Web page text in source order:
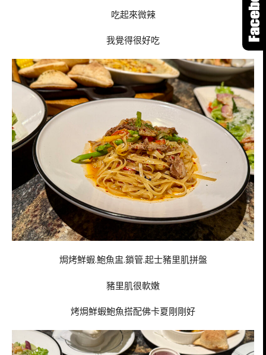
吃起來微辣
我覺得很好吃
焗烤鮮蝦.鮑魚盅.鎖管.起士豬里肌拼盤
豬里肌很軟嫩
烤焗鮮蝦鮑魚搭配佛卡夏剛剛好